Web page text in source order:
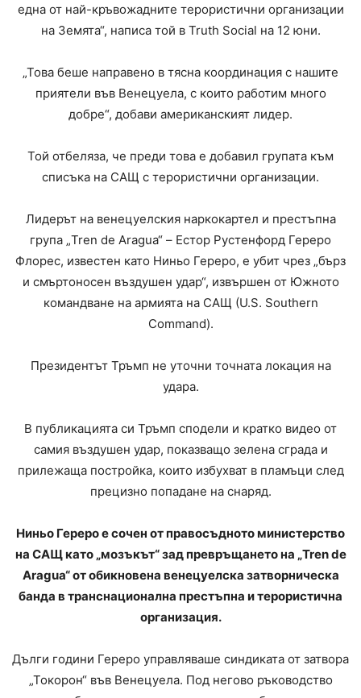
една от най-кръвожадните терористични организации
на Земята“, написа той в Truth Social на 12 юни.
„Това беше направено в тясна координация с нашите
приятели във Венецуела, с които работим много
добре“, добави американският лидер.
Той отбеляза, че преди това е добавил групата към
списъка на САЩ с терористични организации.
Лидерът на венецуелския наркокартел и престъпна
група „Tren de Aragua“ – Естор Рустенфорд Гереро
Флорес, известен като Ниньо Гереро, е убит чрез „бърз
и смъртоносен въздушен удар“, извършен от Южното
командване на армията на САЩ (U.S. Southern
Command).
Президентът Тръмп не уточни точната локация на
удара.
В публикацията си Тръмп сподели и кратко видео от
самия въздушен удар, показващо зелена сграда и
прилежаща постройка, които избухват в пламъци след
прецизно попадане на снаряд.
Ниньо Гереро е сочен от правосъдното министерство
на САЩ като „мозъкът“ зад превръщането на „Tren de
Aragua“ от обикновена венецуелска затворническа
банда в транснационална престъпна и терористична
организация.
Дълги години Гереро управляваше синдиката от затвора
„Токорон“ във Венецуела. Под негово ръководство